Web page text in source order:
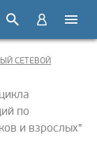
СЕТЕВОЙ
по
и взрослых"